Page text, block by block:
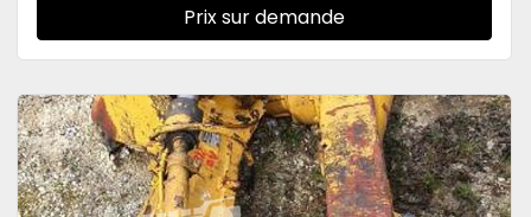
Prix sur demande